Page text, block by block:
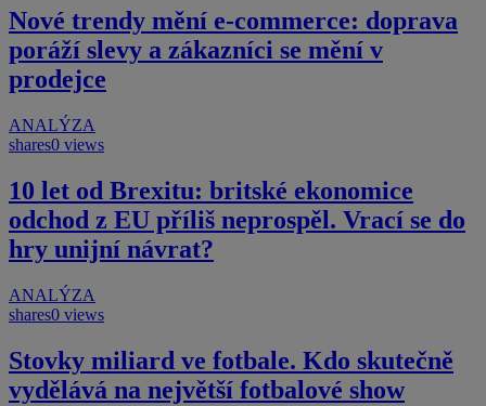
Nové trendy mění e-commerce: doprava
poráží slevy a zákazníci se mění v
prodejce
ANALÝZA
shares0 views
10 let od Brexitu: britské ekonomice
odchod z EU příliš neprospěl. Vrací se do
hry unijní návrat?
ANALÝZA
shares0 views
Stovky miliard ve fotbale. Kdo skutečně
vydělává na největší fotbalové show